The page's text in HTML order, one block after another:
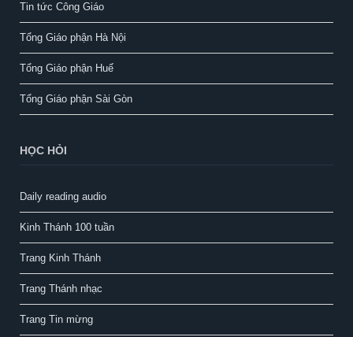
Tin tức Công Giáo
Tổng Giáo phận Hà Nội
Tổng Giáo phận Huế
Tổng Giáo phận Sài Gòn
HỌC HỎI
Daily reading audio
Kinh Thánh 100 tuần
Trang Kinh Thánh
Trang Thánh nhạc
Trang Tin mừng